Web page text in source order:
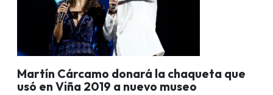
Martín Cárcamo donará la chaqueta que
usó en Viña 2019 a nuevo museo